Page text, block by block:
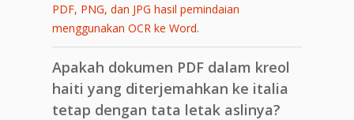
PDF, PNG, dan JPG hasil pemindaian
menggunakan OCR ke Word.
Apakah dokumen PDF dalam kreol
haiti yang diterjemahkan ke italia
tetap dengan tata letak aslinya?